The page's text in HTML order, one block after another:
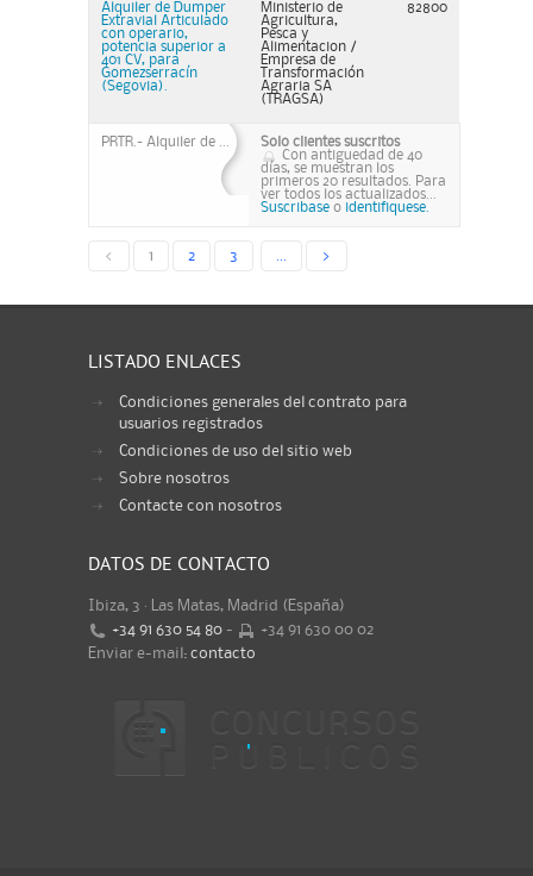
Alquiler de Dumper
Extravial Articulado
con operario,
potencia superior a
401 CV, para
Gomezserracín
(Segovia).
Ministerio de
Agricultura,
Pesca y
Alimentacion /
Empresa de
Transformación
Agraria SA
(TRAGSA)
82800
PRTR.- Alquiler de ...
Solo clientes suscritos
Con antiguedad de 40
días, se muestran los
primeros 20 resultados. Para
ver todos los actualizados...
Suscribase o identifiquese.
< 1 2 3 >
LISTADO ENLACES
Condiciones generales del contrato para
usuarios registrados
Condiciones de uso del sitio web
Sobre nosotros
Contacte con nosotros
DATOS DE CONTACTO
Ibiza, 3 · Las Matas, Madrid (España)
+34 91 630 54 80 -
+34 91 630 00 02
Enviar e-mail: contacto